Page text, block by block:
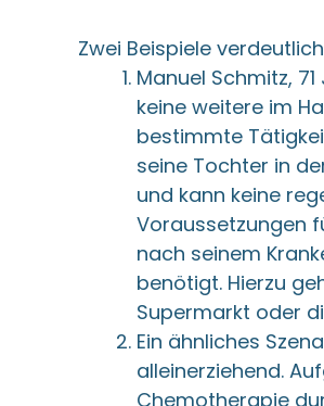
Zwei Beispiele
Manuel Schmitz,
keine weitere im
bestimmte
seine Tochter in
und kann keine
Voraussetzungen
nach seinem
benötigt. Hierzu
Supermarkt oder
Ein ähnliches
alleinerziehend.
Chemotherapie